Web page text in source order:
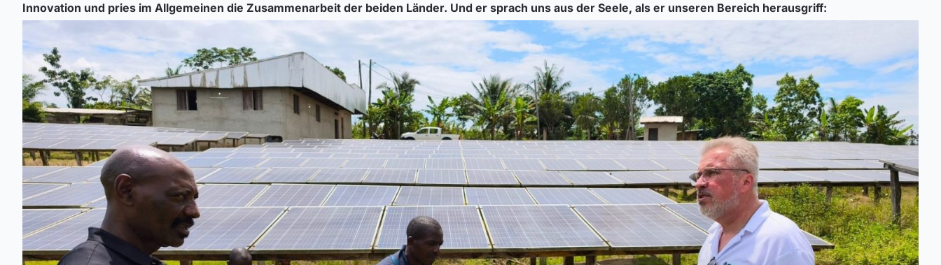
Innovation und pries im Allgemeinen die Zusammenarbeit der beiden Länder. Und er sprach uns aus der Seele, als er unseren Bereich herausgriff: